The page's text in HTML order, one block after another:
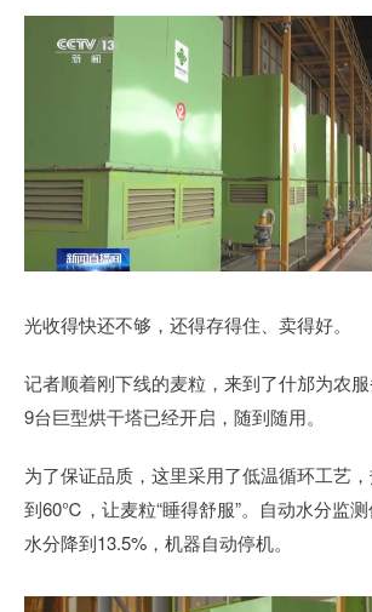
光收得快还不够，还得存得住、卖得好。
记者顺着刚下线的麦粒，来到了什邡为农服
9台巨型烘干塔已经开启，随到随用。
为了保证品质，这里采用了低温循环工艺
到60℃，让麦粒“睡得舒服”。自动水分监
水分降到13.5%，机器自动停机。